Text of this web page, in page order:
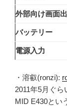
外部向け画面
バッテリー
電源入力
・溶叡(ronzi):
2011年5月ぐら
MID E430とい